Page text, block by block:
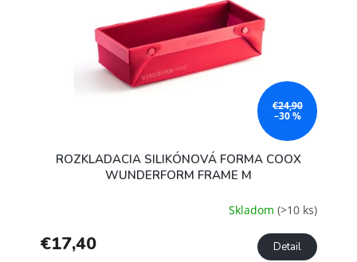
€24,90
–30 %
ROZKLADACIA SILIKÓNOVÁ FORMA COOX
WUNDERFORM FRAME M
Skladom (>10 ks)
€17,40 Detail